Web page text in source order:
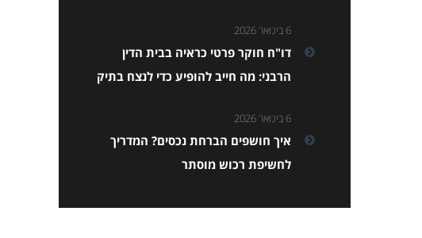
6 בינואר 2026
דו"ח חוקר פרטי כראיה בבית הדין
הרבני: מה חייב להופיע כדי לנצח בתיק
6 בינואר 2026
איך חושפים הברחת נכסים? המדריך
לחשיפת רכוש מוסתר